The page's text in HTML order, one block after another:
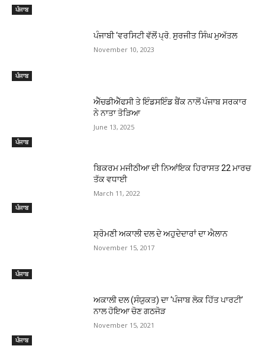
ਪੰਜਾਬ
ਪੰਜਾਬ
ਪੰਜਾਬੀ ‘ਵਰਸਿਟੀ ਵੱਲੋਂ ਪ੍ਰੋ. ਸੁਰਜੀਤ ਸਿੰਘ ਮੁਅੱਤਲ
November 10, 2023
ਪੰਜਾਬ
ਐੱਚਡੀਐੱਫਸੀ ਤੇ ਇੰਡਸਇੰਡ ਬੈਂਕ ਨਾਲੋਂ ਪੰਜਾਬ ਸਰਕਾਰ
ਨੇ ਨਾਤਾ ਤੋੜਿਆ
June 13, 2025
ਪੰਜਾਬ
ਬਿਕਰਮ ਮਜੀਠੀਆ ਦੀ ਨਿਆਂਇਕ ਹਿਰਾਸਤ 22 ਮਾਰਚ
ਤੱਕ ਵਧਾਈ
March 11, 2022
ਪੰਜਾਬ
ਸ਼੍ਰੋਮਣੀ ਅਕਾਲੀ ਦਲ ਦੇ ਅਹੁਦੇਦਾਰਾਂ ਦਾ ਐਲਾਨ
November 15, 2017
ਪੰਜਾਬ
ਅਕਾਲੀ ਦਲ (ਸੰਯੁਕਤ) ਦਾ ‘ਪੰਜਾਬ ਲੋਕ ਹਿੱਤ ਪਾਰਟੀ’
ਨਾਲ ਹੋਇਆ ਚੋਣ ਗਠਜੋੜ
November 15, 2021